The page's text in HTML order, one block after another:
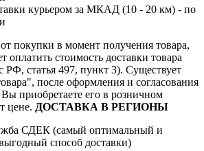
курьером за МКАД (10 - 20 км) - по
покупки в момент получения товара,
оплатить стоимость доставки товара
РФ, статья 497, пункт 3). Существует
после оформления и согласования
приобретаете его в розничном
цене. ДОСТАВКА В РЕГИОНЫ
СДЕК (самый оптимальный и
способ доставки)